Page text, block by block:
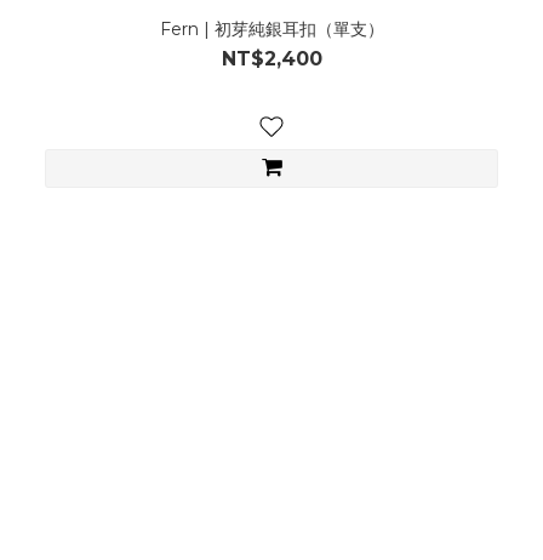
Fern | 初芽純銀耳扣（單支）
NT$2,400